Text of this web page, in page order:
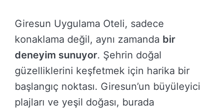
Giresun Uygulama Oteli, sadece
konaklama değil, aynı zamanda bir
deneyim sunuyor. Şehrin doğal
güzelliklerini keşfetmek için harika bir
başlangıç noktası. Giresun’un büyüleyici
plajları ve yeşil doğası, burada